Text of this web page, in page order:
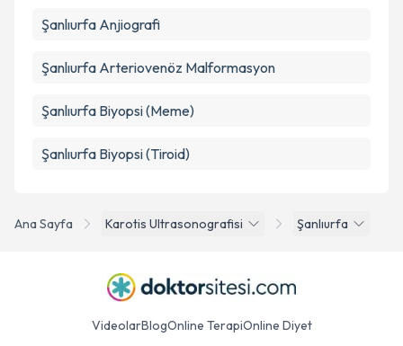
Ana Sayfa Karotis Ultrasonografisi Şanlıurfa
Şanlıurfa Anjiografi
Şanlıurfa Arteriovenöz Malformasyon
Şanlıurfa Biyopsi (Meme)
Şanlıurfa Biyopsi (Tiroid)
VideolarBlogOnline TerapiOnline Diyet